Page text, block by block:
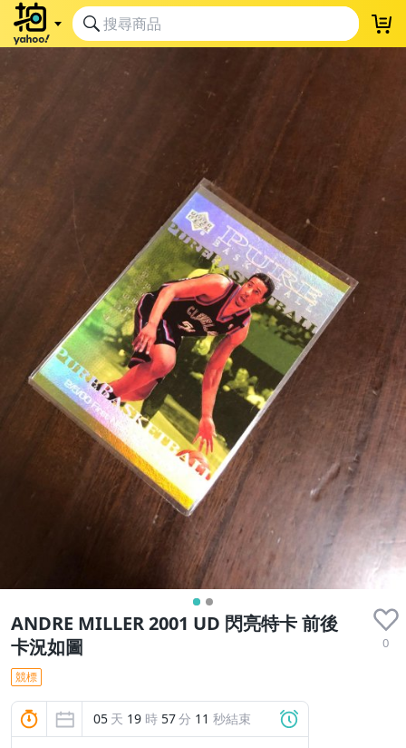
ANDRE MILLER 2001 UD 閃亮特卡 前後
卡況如圖
0
競標
05 天 19 時 57分 11 秒結束